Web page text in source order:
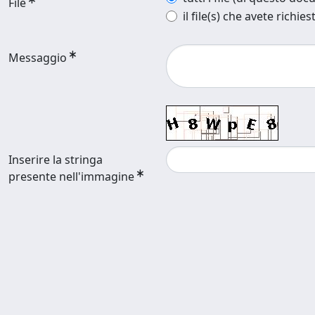
il file(s) che avete
Messaggio
Inserire la stringa
presente nell'immagine